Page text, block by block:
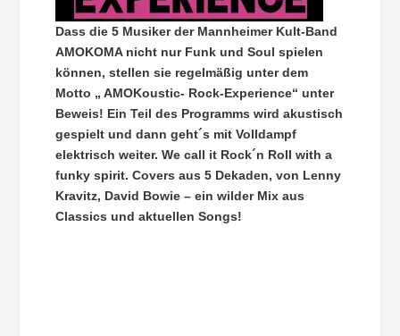
Dass die 5 Musiker der Mannheimer Kult-Band
AMOKOMA nicht nur Funk und Soul spielen
können, stellen sie regelmäßig unter dem
Motto „ AMOKoustic- Rock-Experience“ unter
Beweis! Ein Teil des Programms wird akustisch
gespielt und dann geht´s mit Volldampf
elektrisch weiter. We call it Rock´n Roll with a
funky spirit. Covers aus 5 Dekaden, von Lenny
Kravitz, David Bowie – ein wilder Mix aus
Classics und aktuellen Songs!